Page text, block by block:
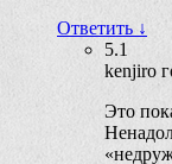
Ответить ↓
5.1
kenjiro
Это